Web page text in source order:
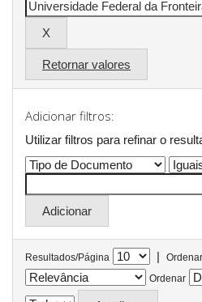
Retornar valores
Adicionar filtros:
Utilizar filtros para refinar o
Resultados/Página |
Ordenar